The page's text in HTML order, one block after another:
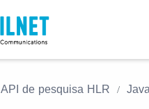
API de pesquisa HLR Java